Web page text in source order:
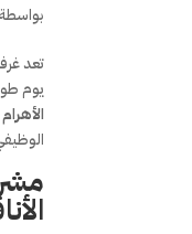
بواسطة
تعد
يوم
الأهرام